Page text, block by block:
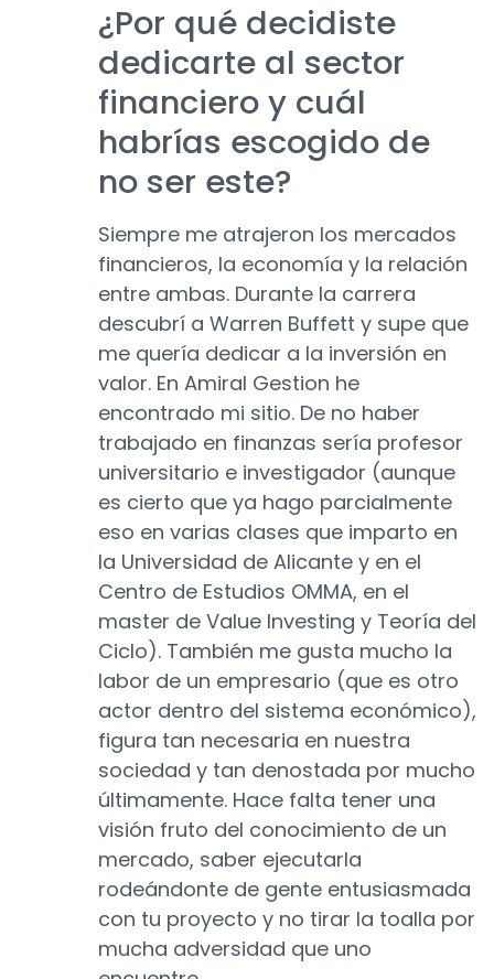
¿Por qué decidiste
dedicarte al sector
financiero y cuál
habrías escogido de
no ser este?
Siempre me atrajeron los mercados
financieros, la economía y la relación
entre ambas. Durante la carrera
descubrí a Warren Buffett y supe que
me quería dedicar a la inversión en
valor. En Amiral Gestion he
encontrado mi sitio. De no haber
trabajado en finanzas sería profesor
universitario e investigador (aunque
es cierto que ya hago parcialmente
eso en varias clases que imparto en
la Universidad de Alicante y en el
Centro de Estudios OMMA, en el
master de Value Investing y Teoría del
Ciclo). También me gusta mucho la
labor de un empresario (que es otro
actor dentro del sistema económico),
figura tan necesaria en nuestra
sociedad y tan denostada por mucho
últimamente. Hace falta tener una
visión fruto del conocimiento de un
mercado, saber ejecutarla
rodeándonte de gente entusiasmada
con tu proyecto y no tirar la toalla por
mucha adversidad que uno